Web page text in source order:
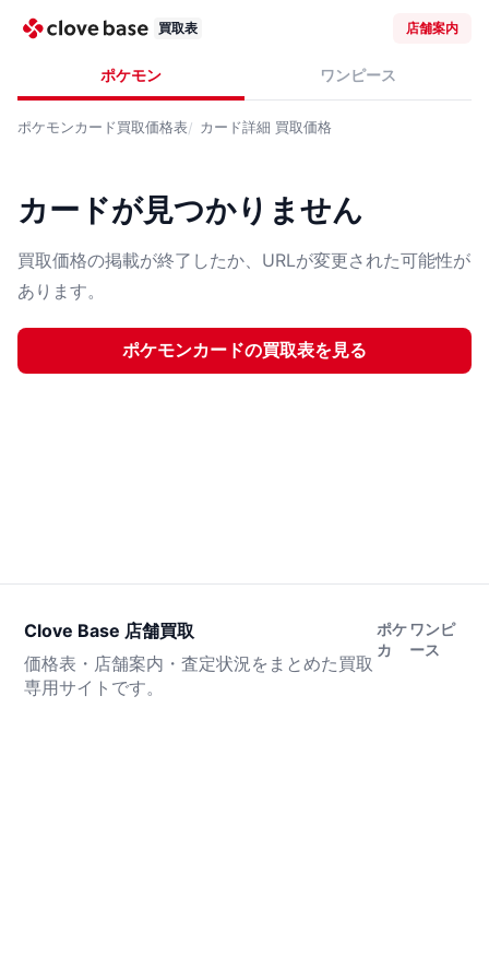
買取表 店舗案内
ポケモン ワンピース
ポケモンカード買取価格表 カード詳細 買取価格
カードが見つかりません
買取価格の掲載が終了したか、URLが変更された可能性が
あります。
ポケモンカードの買取表を見る
Clove Base 店舗買取
価格表・店舗案内・査定状況をまとめた買取
専用サイトです。
ポケ
カ
ワンピ
ース